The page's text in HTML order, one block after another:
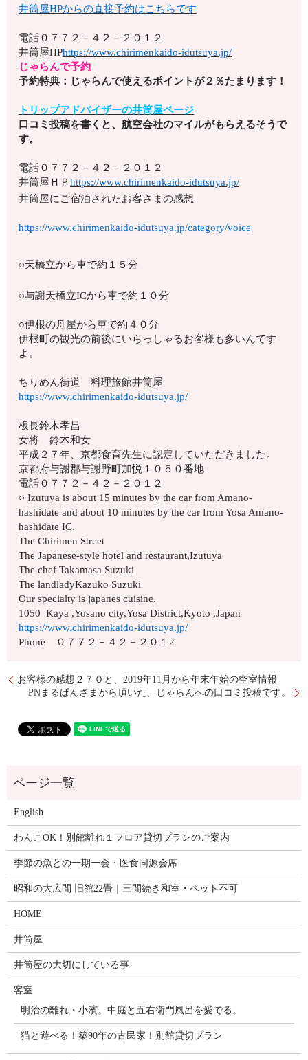
井筒屋HPからの直接予約はこちらです
電話０７７２－４２－２０１２
井筒屋HPhttps://www.chirimenkaido-idutsuya.jp/
じゃらんで予約
予約特典：じゃらんで使えるポイントが２％たまります！
トリップアドバイザーの井筒屋ページ
口コミ投稿を書くと、航空会社のマイルがもらえるそうで
す。
電話０７７２－４２－２０１２
井筒屋ＨＰhttps://www.chirimenkaido-idutsuya.jp/
井筒屋にご宿泊されたお客さまの感想
https://www.chirimenkaido-idutsuya.jp/category/voice
○天橋立から車で約１５分
○与謝天橋立ICから車で約１０分
○伊根の舟屋から車で約４０分
伊根町の観光の前後にいらっしゃるお客様も多いんです
よ。
ちりめん街道 料理旅館井筒屋
https://www.chirimenkaido-idutsuya.jp/
板長鈴木孝昌
女将 鈴木和女
平成２７年、京都食育先生に認定していただきました。
京都府与謝郡与謝野町加悦１０５０番地
電話０７７２－４２－２０１２
○ Izutuya is about 15 minutes by the car from Amano-
hashidate and about 10 minutes by the car from Yosa Amano-
hashidate IC.
The Chirimen Street
The Japanese-style hotel and restaurant,Izutuya
The chef Takamasa Suzuki
The landladyKazuko Suzuki
Our specialty is japanes cuisine.
1050 Kaya ,Yosano city,Yosa District,Kyoto ,Japan
https://www.chirimenkaido-idutsuya.jp/
Phone ０７７２－４２－２０１2
お客様の感想２７０と、2019年11月から年末年始の空室情報
PNまるぱんさまから頂いた、じゃらんへの口コミ投稿です。
English
わんこOK！別館離れ１フロア貸切プランのご案内
季節の魚との一期一会・医食同源会席
昭和の大広間 旧館22畳｜三間続き和室・ペット不可
HOME
井筒屋
井筒屋の大切にしている事
客室
明治の離れ・小濱。中庭と五右衛門風呂を愛でる。
猫と遊べる！築90年の古民家！別館貸切プラン